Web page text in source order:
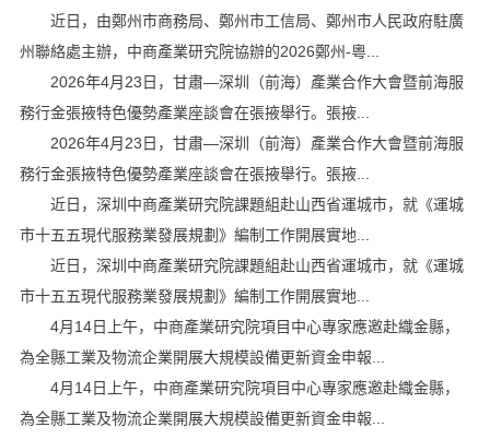
近日，由鄭州市商務局、鄭州市工信局、鄭州市人民政府駐廣
州聯絡處主辦，中商產業研究院協辦的2026鄭州-粵...
2026年4月23日，甘肅—深圳（前海）產業合作大會暨前海服
務行金張掖特色優勢產業座談會在張掖舉行。張掖...
2026年4月23日，甘肅—深圳（前海）產業合作大會暨前海服
務行金張掖特色優勢產業座談會在張掖舉行。張掖...
近日，深圳中商產業研究院課題組赴山西省運城市，就《運城
市十五五現代服務業發展規劃》編制工作開展實地...
近日，深圳中商產業研究院課題組赴山西省運城市，就《運城
市十五五現代服務業發展規劃》編制工作開展實地...
4月14日上午，中商產業研究院項目中心專家應邀赴織金縣，
為全縣工業及物流企業開展大規模設備更新資金申報...
4月14日上午，中商產業研究院項目中心專家應邀赴織金縣，
為全縣工業及物流企業開展大規模設備更新資金申報...